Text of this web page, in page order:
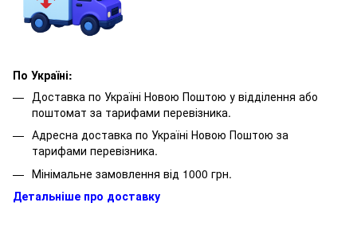
По Україні:
Доставка по Україні Новою Поштою у відділення або
поштомат за тарифами перевізника.
Адресна доставка по Україні Новою Поштою за
тарифами перевізника.
Мінімальне замовлення від 1000 грн.
Детальніше про доставку